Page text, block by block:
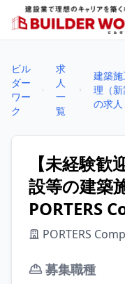
ビル
ダー
ワー
ク
求
人
一
覧
建築
理（新
の求人
【未経験
設等の建築
PORTERS
PORTERS
募集職種